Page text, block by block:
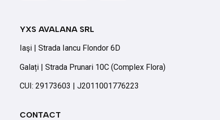
YXS AVALANA SRL
Iaşi | Strada Iancu Flondor 6D
Galați | Strada Prunari 10C (Complex Flora)
CUI: 29173603 | J2011001776223
CONTACT